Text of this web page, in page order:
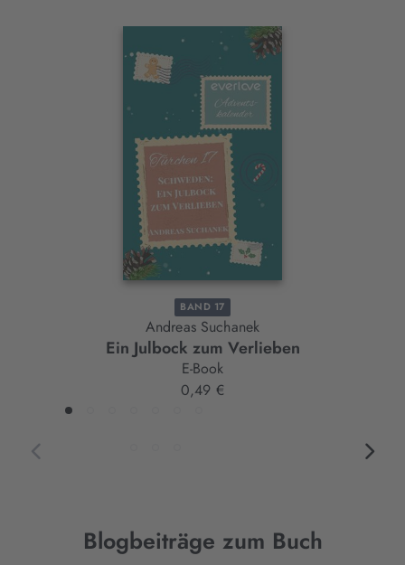
Interaktives
BAND 17
Andreas Suchanek
Ein Julbock zum Verlieben
E-Book
0,49 €
Blogbeiträge zum Buch